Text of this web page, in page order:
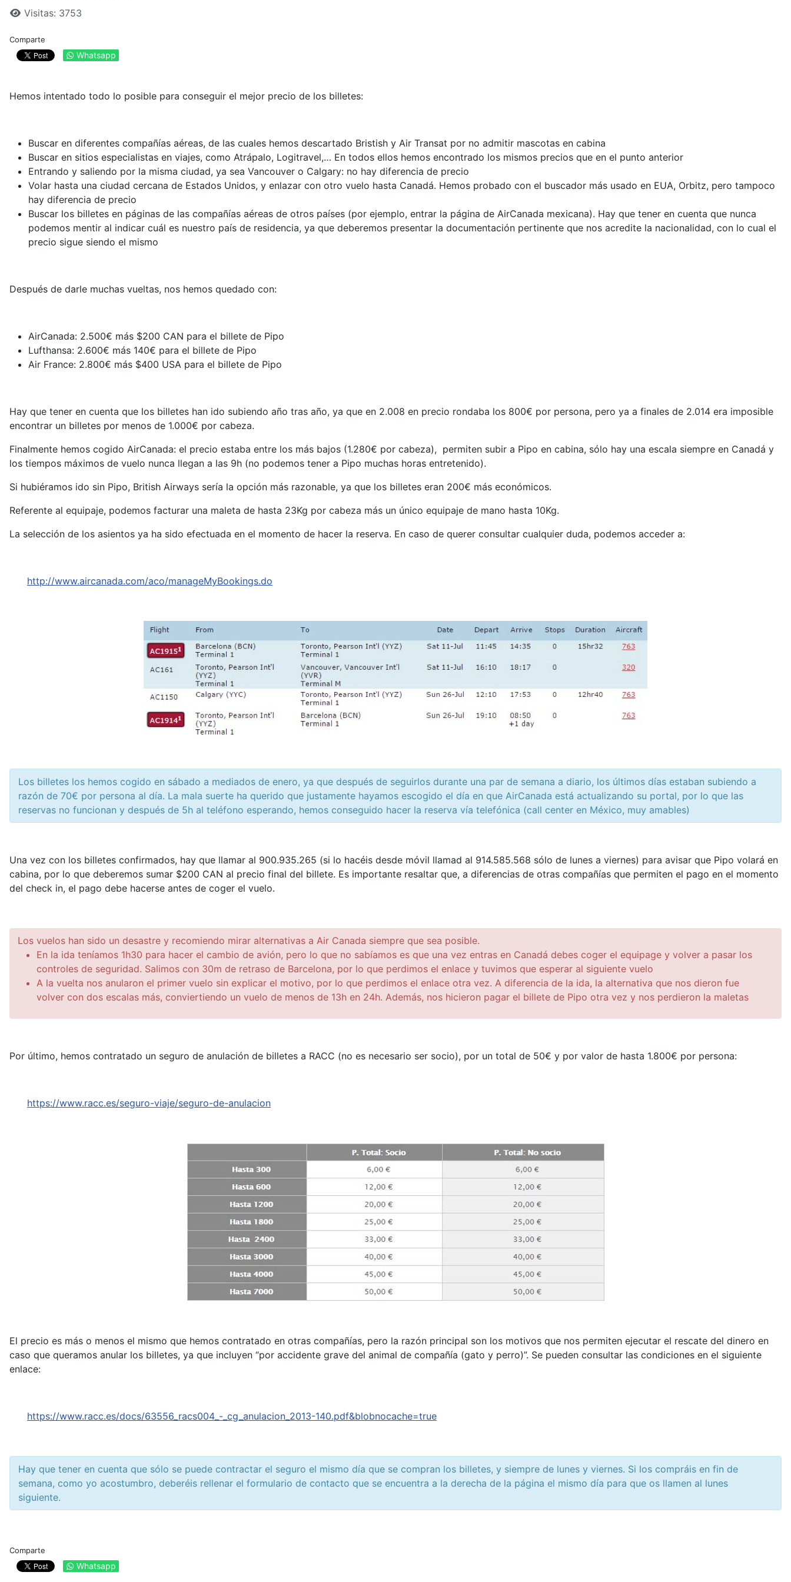
Visitas: 3753
Comparte
Whatsapp
Hemos intentado todo lo posible para conseguir el mejor precio de los billetes:
Buscar en diferentes compañías aéreas, de las cuales hemos descartado Bristish y Air Transat por no admitir mascotas en cabina
Buscar en sitios especialistas en viajes, como Atrápalo, Logitravel,… En todos ellos hemos encontrado los mismos precios que en el punto anterior
Entrando y saliendo por la misma ciudad, ya sea Vancouver o Calgary: no hay diferencia de precio
Volar hasta una ciudad cercana de Estados Unidos, y enlazar con otro vuelo hasta Canadá. Hemos probado con el buscador más usado en EUA, Orbitz, pero tampoco
hay diferencia de precio
Buscar los billetes en páginas de las compañías aéreas de otros países (por ejemplo, entrar la página de AirCanada mexicana). Hay que tener en cuenta que nunca
podemos mentir al indicar cuál es nuestro país de residencia, ya que deberemos presentar la documentación pertinente que nos acredite la nacionalidad, con lo cual el
precio sigue siendo el mismo
Después de darle muchas vueltas, nos hemos quedado con:
AirCanada: 2.500€ más $200 CAN para el billete de Pipo
Lufthansa: 2.600€ más 140€ para el billete de Pipo
Air France: 2.800€ más $400 USA para el billete de Pipo
Hay que tener en cuenta que los billetes han ido subiendo año tras año, ya que en 2.008 en precio rondaba los 800€ por persona, pero ya a finales de 2.014 era imposible
encontrar un billetes por menos de 1.000€ por cabeza.
Finalmente hemos cogido AirCanada: el precio estaba entre los más bajos (1.280€ por cabeza), permiten subir a Pipo en cabina, sólo hay una escala siempre en Canadá y
los tiempos máximos de vuelo nunca llegan a las 9h (no podemos tener a Pipo muchas horas entretenido).
Si hubiéramos ido sin Pipo, British Airways sería la opción más razonable, ya que los billetes eran 200€ más económicos.
Referente al equipaje, podemos facturar una maleta de hasta 23Kg por cabeza más un único equipaje de mano hasta 10Kg.
La selección de los asientos ya ha sido efectuada en el momento de hacer la reserva. En caso de querer consultar cualquier duda, podemos acceder a:
http://www.aircanada.com/aco/manageMyBookings.do
Los billetes los hemos cogido en sábado a mediados de enero, ya que después de seguirlos durante una par de semana a diario, los últimos días estaban subiendo a
razón de 70€ por persona al día. La mala suerte ha querido que justamente hayamos escogido el día en que AirCanada está actualizando su portal, por lo que las
reservas no funcionan y después de 5h al teléfono esperando, hemos conseguido hacer la reserva vía telefónica (call center en México, muy amables)
Una vez con los billetes confirmados, hay que llamar al 900.935.265 (si lo hacéis desde móvil llamad al 914.585.568 sólo de lunes a viernes) para avisar que Pipo volará en
cabina, por lo que deberemos sumar $200 CAN al precio final del billete. Es importante resaltar que, a diferencias de otras compañías que permiten el pago en el momento
del check in, el pago debe hacerse antes de coger el vuelo.
Los vuelos han sido un desastre y recomiendo mirar alternativas a Air Canada siempre que sea posible.
En la ida teníamos 1h30 para hacer el cambio de avión, pero lo que no sabíamos es que una vez entras en Canadá debes coger el equipage y volver a pasar los
controles de seguridad. Salimos con 30m de retraso de Barcelona, por lo que perdimos el enlace y tuvimos que esperar al siguiente vuelo
A la vuelta nos anularon el primer vuelo sin explicar el motivo, por lo que perdimos el enlace otra vez. A diferencia de la ida, la alternativa que nos dieron fue
volver con dos escalas más, conviertiendo un vuelo de menos de 13h en 24h. Además, nos hicieron pagar el billete de Pipo otra vez y nos perdieron la maletas
Por último, hemos contratado un seguro de anulación de billetes a RACC (no es necesario ser socio), por un total de 50€ y por valor de hasta 1.800€ por persona:
https://www.racc.es/seguro-viaje/seguro-de-anulacion
El precio es más o menos el mismo que hemos contratado en otras compañías, pero la razón principal son los motivos que nos permiten ejecutar el rescate del dinero en
caso que queramos anular los billetes, ya que incluyen “por accidente grave del animal de compañía (gato y perro)”. Se pueden consultar las condiciones en el siguiente
enlace:
https://www.racc.es/docs/63556_racs004_-_cg_anulacion_2013-140.pdf&blobnocache=true
Hay que tener en cuenta que sólo se puede contractar el seguro el mismo día que se compran los billetes, y siempre de lunes y viernes. Si los compráis en fin de
semana, como yo acostumbro, deberéis rellenar el formulario de contacto que se encuentra a la derecha de la página el mismo día para que os llamen al lunes
siguiente.
Comparte
Whatsapp